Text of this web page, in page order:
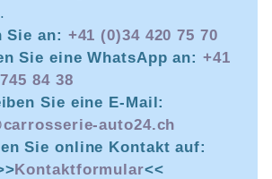
Sie an: +41 (0)34 420 75 70
Sie eine WhatsApp an:+41
84 38
Sie eine E-Mail:
auto24.ch
Sie online Kontakt auf:
Kontaktformular<<